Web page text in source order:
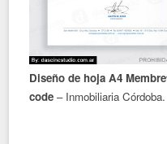
Diseño de hoja A4
code – Inmobiliaria Córdoba.